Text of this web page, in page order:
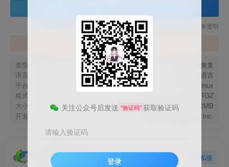
技术支持 服务透明
官方地址
类型
数据恢复
语言
多语言
平台
Linux
格式
TGZ
大小
2.2MB
开发
R‑Tools Technology Inc.
R-Studio
9年前发布
关注 私信
关注公众号后发送 “验证码” 获取验证码
请输入验证码
登录